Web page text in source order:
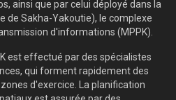
ainsi que par celui déployé dans la
de Sakha-Yakoutie), le complexe
d'informations (MPPK).
est effectué par des spécialistes
qui forment rapidement des
d'exercice. La planification